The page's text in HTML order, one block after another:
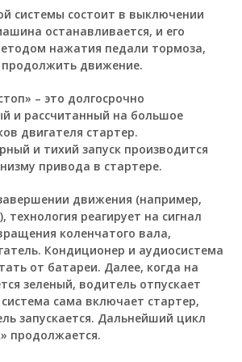
системы состоит в выключении
останавливается, и его
нажатия педали тормоза,
движение.
– это долгосрочно
и рассчитанный на большое
двигателя стартер.
и тихий запуск производится
привода в стартере.
движения (например,
технология реагирует на сигнал
коленчатого вала,
Кондиционер и аудиосистема
от батареи. Далее, когда на
зеленый, водитель отпускает
сама включает стартер,
запускается. Дальнейший цикл
продолжается.